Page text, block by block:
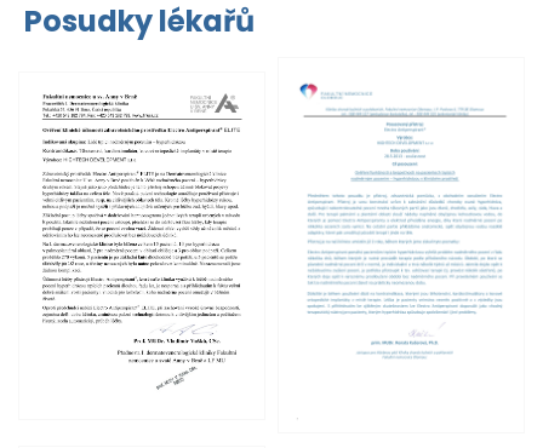
Posudky lékařů